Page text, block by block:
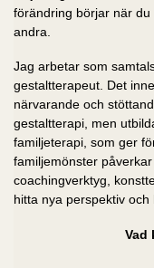
förändring börjar när
andra.
Jag arbetar som
gestaltterapeut. Det
närvarande och
gestaltterapi, men
familjeterapi, som ger
familjemönster
coachingverktyg,
hitta nya perspektiv och
Vad